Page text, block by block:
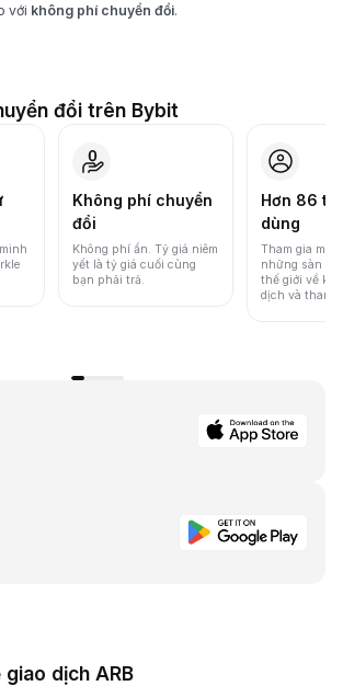
với không phí chuyển đổi.
đổi trên Bybit
Không phí chuyển
đổi
Không phí ẩn. Tỷ giá niêm
yết là tỷ giá cuối cùng
bạn phải trả.
Hơn 86
dùng
Tham gia một
những sàn
thế giới về
dịch và thanh
dịch ARB